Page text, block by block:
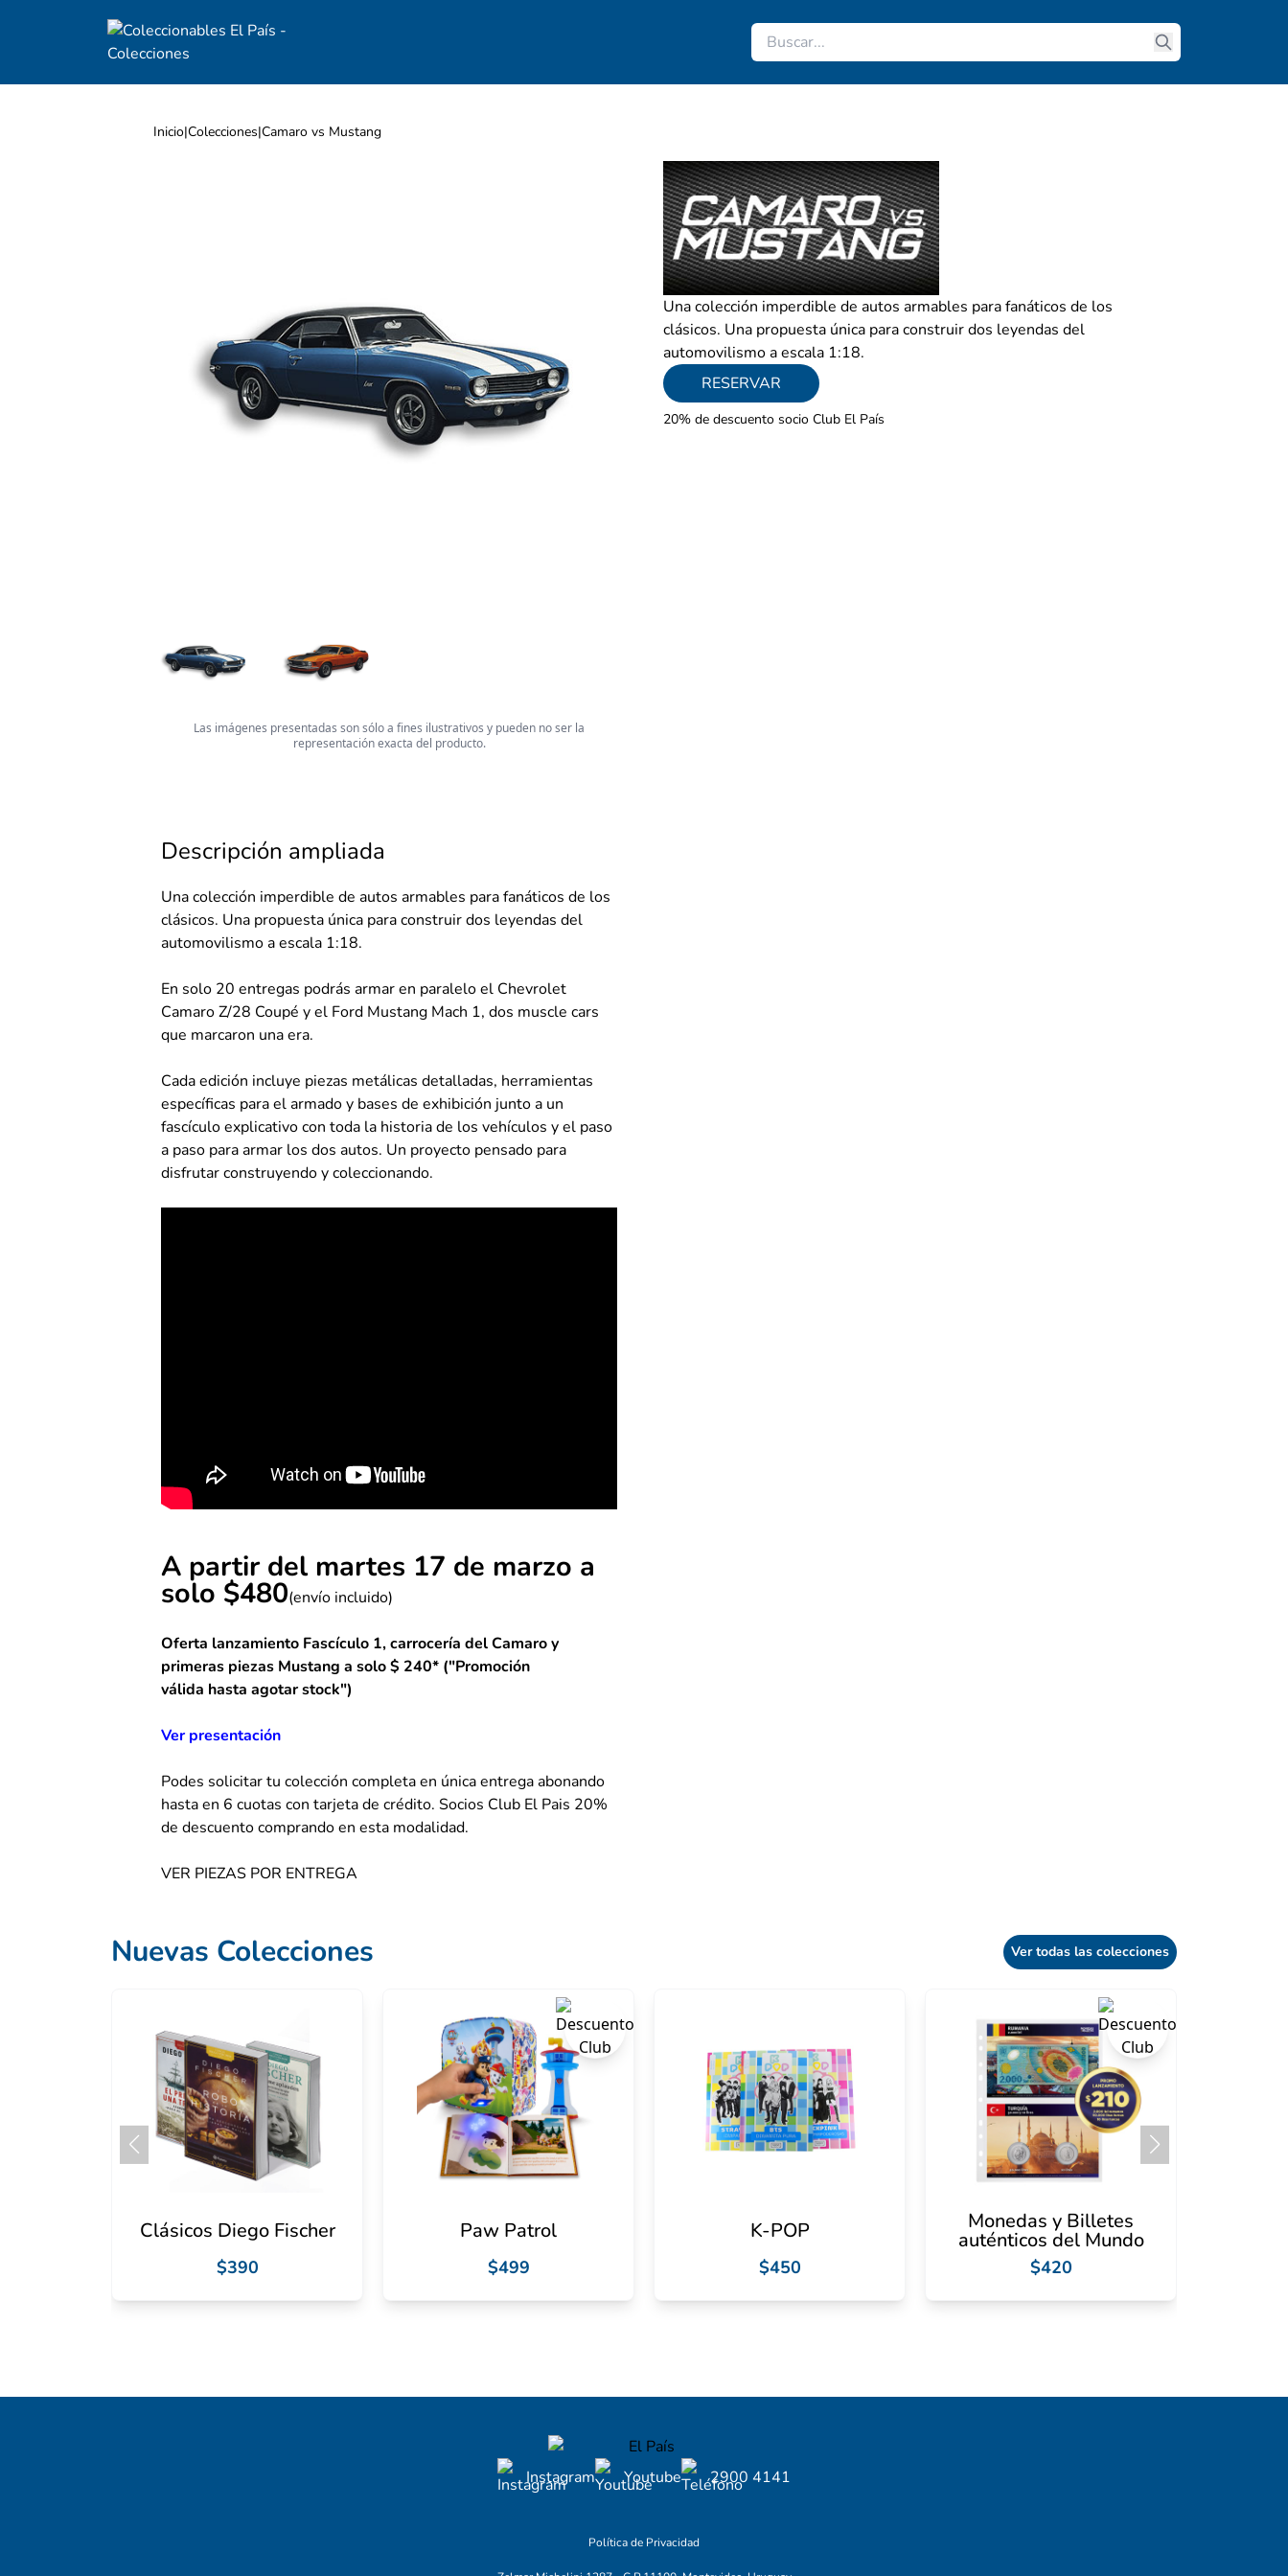
Inicio|Colecciones|Camaro vs Mustang
Las imágenes presentadas son sólo a fines ilustrativos y pueden no ser la
representación exacta del producto.
Descripción ampliada
Una colección imperdible de autos armables para fanáticos de los
clásicos. Una propuesta única para construir dos leyendas del
automovilismo a escala 1:18.
En solo 20 entregas podrás armar en paralelo el Chevrolet
Camaro Z/28 Coupé y el Ford Mustang Mach 1, dos muscle cars
que marcaron una era.
Cada edición incluye piezas metálicas detalladas, herramientas
específicas para el armado y bases de exhibición junto a un
fascículo explicativo con toda la historia de los vehículos y el paso
a paso para armar los dos autos. Un proyecto pensado para
disfrutar construyendo y coleccionando.
A partir del martes 17 de marzo a
solo $480(envío incluido)
Oferta lanzamiento Fascículo 1, carrocería del Camaro y
primeras piezas Mustang a solo $ 240* ("Promoción
válida hasta agotar stock")
Ver presentación
Podes solicitar tu colección completa en única entrega abonando
hasta en 6 cuotas con tarjeta de crédito. Socios Club El Pais 20%
de descuento comprando en esta modalidad.
VER PIEZAS POR ENTREGA
Camaro vs Mustang
Una colección imperdible de autos armables para fanáticos de los
clásicos. Una propuesta única para construir dos leyendas del
automovilismo a escala 1:18.
RESERVAR
20% de descuento socio Club El País
Nuevas Colecciones Ver todas las colecciones
Clásicos Diego Fischer
$390
Paw Patrol
$499
K-POP
$450
Monedas y Billetes
auténticos del Mundo
$420
Instagram Youtube 2900 4141
Política de Privacidad